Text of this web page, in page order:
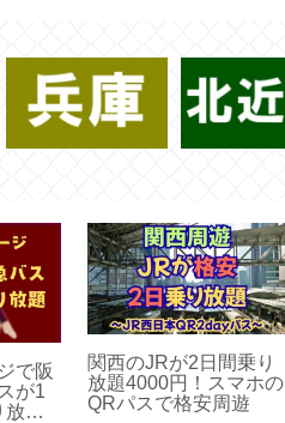
で阪
が1
放題
関西のJRが2日間乗り
放題4000円！スマホの
QRパスで格安周遊